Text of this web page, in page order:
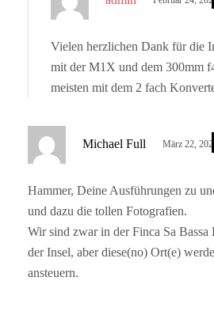
t
:
Vielen herzlichen Dank für die
mit der M1X und dem 300mm
meisten mit dem 2 fach
Michael Full
t
:
März 22,
Hammer, Deine Ausführungen zu
und dazu die tollen Fotografien.
Wir sind zwar in der Finca Sa Bassa
der Insel, aber diese(no) Ort(e)
ansteuern.